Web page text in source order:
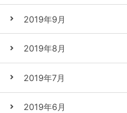
2019年9月
2019年8月
2019年7月
2019年6月